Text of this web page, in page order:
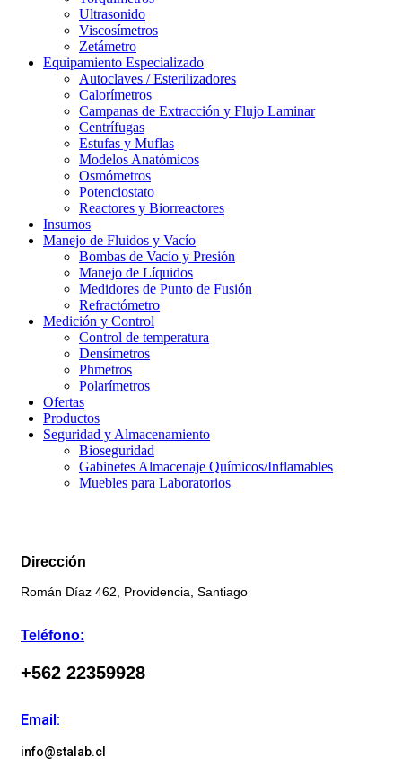
Ultrasonido
Viscosímetros
Zetámetro
Equipamiento Especializado
Autoclaves / Esterilizadores
Calorímetros
Campanas de Extracción y Flujo Laminar
Centrífugas
Estufas y Muflas
Modelos Anatómicos
Osmómetros
Potenciostato
Reactores y Biorreactores
Insumos
Manejo de Fluidos y Vacío
Bombas de Vacío y Presión
Manejo de Líquidos
Medidores de Punto de Fusión
Refractómetro
Medición y Control
Control de temperatura
Densímetros
Phmetros
Polarímetros
Ofertas
Productos
Seguridad y Almacenamiento
Bioseguridad
Gabinetes Almacenaje Químicos/Inflamables
Muebles para Laboratorios
Dirección
Román Díaz 462, Providencia, Santiago
Teléfono:
+562 22359928
Email:
info@stalab.cl